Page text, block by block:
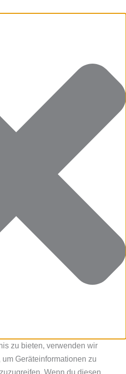
zu bieten, verwenden wir
Geräteinformationen zu
Wenn du diesen